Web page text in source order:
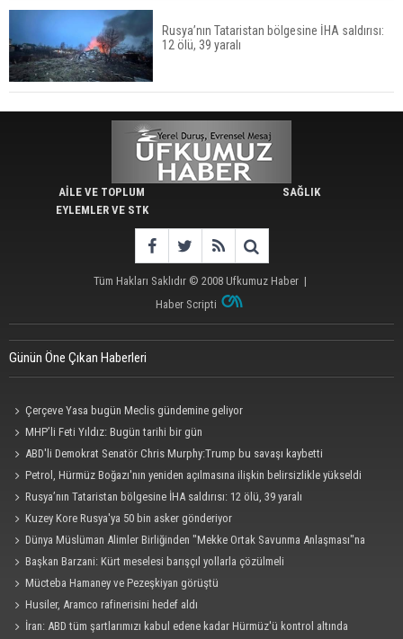
Rusya’nın Tataristan bölgesine İHA saldırısı:
12 ölü, 39 yaralı
AİLE VE TOPLUM
EYLEMLER VE STK
SAĞLIK
Tüm Hakları Saklıdır © 2008 Ufkumuz Haber |
Haber Scripti
Günün Öne Çıkan Haberleri
Çerçeve Yasa bugün Meclis gündemine geliyor
MHP’li Feti Yıldız: Bugün tarihi bir gün
ABD'li Demokrat Senatör Chris Murphy:Trump bu savaşı kaybetti
Petrol, Hürmüz Boğazı'nın yeniden açılmasına ilişkin belirsizlikle yükseldi
Rusya’nın Tataristan bölgesine İHA saldırısı: 12 ölü, 39 yaralı
Kuzey Kore Rusya'ya 50 bin asker gönderiyor
Dünya Müslüman Alimler Birliğinden "Mekke Ortak Savunma Anlaşması"na
destekBaşkan Barzani: Kürt meselesi barışçıl yollarla çözülmeli
Mücteba Hamaney ve Pezeşkiyan görüştü
Husiler, Aramco rafinerisini hedef aldı
İran: ABD tüm şartlarımızı kabul edene kadar Hürmüz'ü kontrol altında